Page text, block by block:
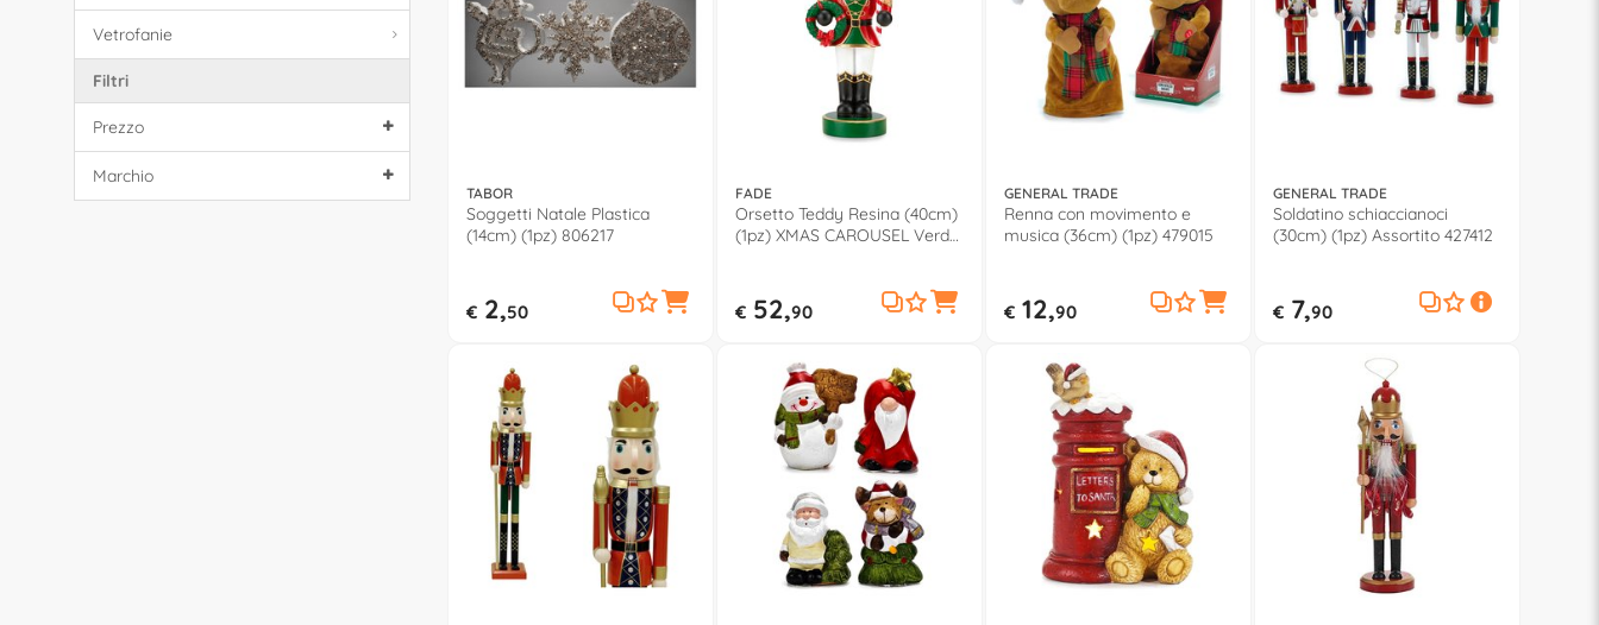
Vetrofanie
Filtri
Prezzo
Marchio
TABOR
Soggetti Natale Plastica
(14cm) (1pz) 806217
€2,50
FADE
Orsetto Teddy Resina (40cm)
(1pz) XMAS CAROUSEL Verde
€52,90
GENERAL TRADE
Renna con movimento e
musica (36cm) (1pz) 479015
€12,90
GENERAL TRADE
Soldatino schiaccianoci
(30cm) (1pz) Assortito 427412
€7,90